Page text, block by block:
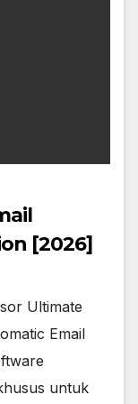
[2026]
Ultimate
Email
untuk